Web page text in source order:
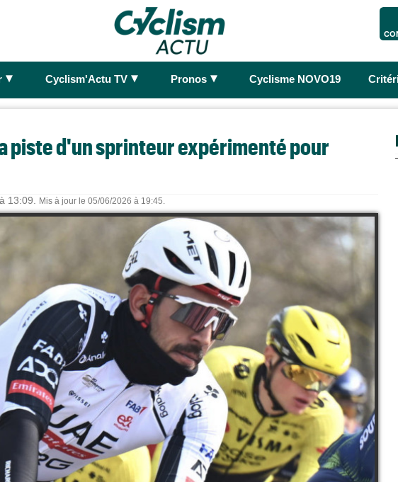
► Cyclism'Actu TV ► Pronos ► Cyclisme NOVO19
piste d'un sprinteur expérimenté pour
13:09. Mis à jour le 05/06/2026 à 19:45.